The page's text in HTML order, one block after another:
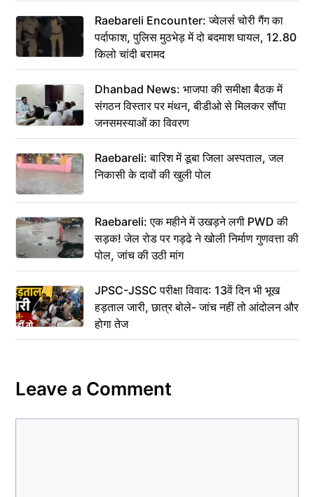
Raebareli Encounter: ज्वेलर्स चोरी गैंग का
पर्दाफाश, पुलिस मुठभेड़ में दो बदमाश घायल, 12.80
किलो चांदी बरामद
Dhanbad News: भाजपा की समीक्षा बैठक में
संगठन विस्तार पर मंथन, बीडीओ से मिलकर सौंपा
जनसमस्याओं का विवरण
Raebareli: बारिश में डूबा जिला अस्पताल, जल
निकासी के दावों की खुली पोल
Raebareli: एक महीने में उखड़ने लगी PWD की
सड़क! जेल रोड पर गड्ढे ने खोली निर्माण गुणवत्ता की
पोल, जांच की उठी मांग
JPSC-JSSC परीक्षा विवाद: 13वें दिन भी भूख
हड़ताल जारी, छात्र बोले- जांच नहीं तो आंदोलन और
होगा तेज
Leave a Comment